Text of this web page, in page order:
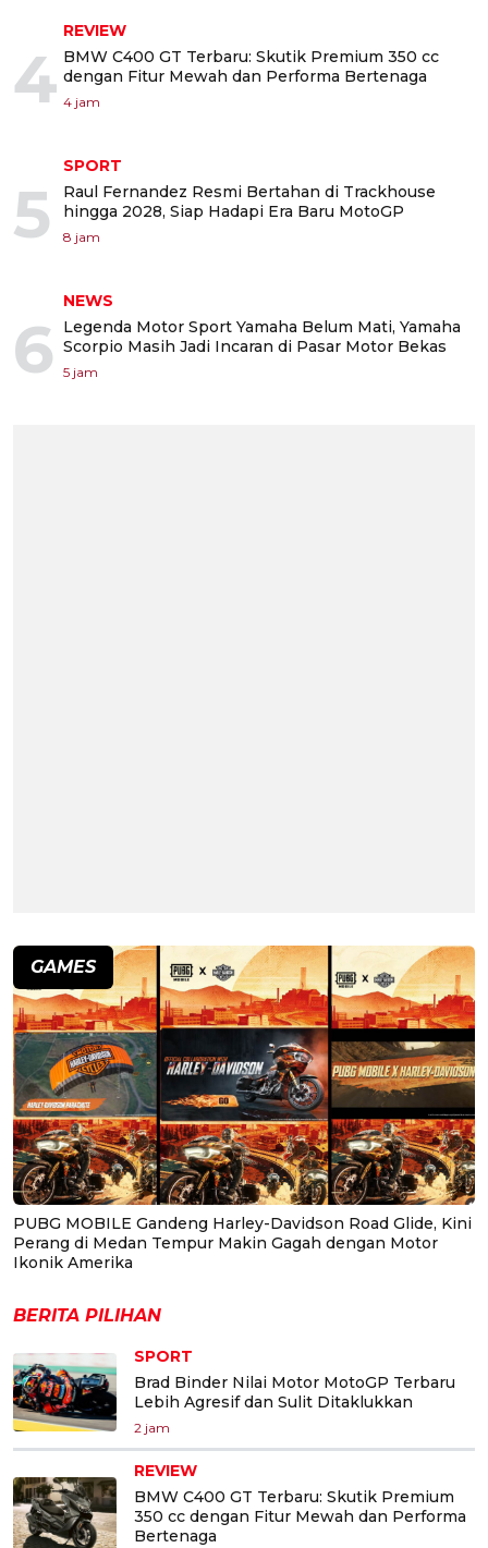
4
REVIEW
BMW C400 GT Terbaru: Skutik Premium 350 cc
dengan Fitur Mewah dan Performa Bertenaga
4 jam
5
SPORT
Raul Fernandez Resmi Bertahan di Trackhouse
hingga 2028, Siap Hadapi Era Baru MotoGP
8 jam
6
NEWS
Legenda Motor Sport Yamaha Belum Mati, Yamaha
Scorpio Masih Jadi Incaran di Pasar Motor Bekas
5 jam
GAMES
PUBG MOBILE Gandeng Harley-Davidson Road Glide, Kini
Perang di Medan Tempur Makin Gagah dengan Motor
Ikonik Amerika
BERITA PILIHAN
SPORT
Brad Binder Nilai Motor MotoGP Terbaru
Lebih Agresif dan Sulit Ditaklukkan
2 jam
REVIEW
BMW C400 GT Terbaru: Skutik Premium
350 cc dengan Fitur Mewah dan Performa
Bertenaga